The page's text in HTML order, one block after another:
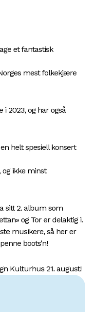
et fantastisk
mest folkekjære
i 2023, og har også
helt spesiell konsert
og ikke minst
sitt 2. album som
og Tor er delaktig i.
musikere, så her er
boots’n!
Kulturhus 21. august!